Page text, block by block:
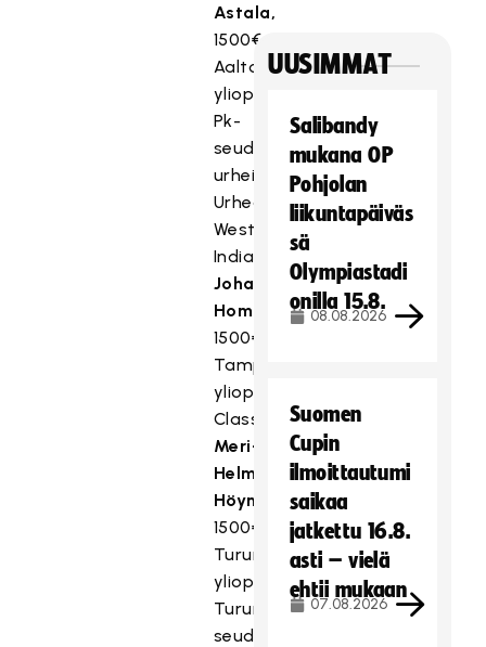
Astala,
1500€,
Aalto-
yliopisto,
Pk-
seudun
urheiluakatemia
Urhea,
Westend
Indians
Johanna
Homi
1500€,
Tampereen
yliopisto,
Classic
Meri-
Helmi
Höynälä
1500€,
Turun
yliopisto,
Turun
seudun
UUSIMMAT
Salibandy
mukana OP
Pohjolan
liikuntapäiväs
sä
Olympiastadi
onilla 15.8.
08.08.2026
Suomen
Cupin
ilmoittautumi
saikaa
jatkettu 16.8.
asti – vielä
ehtii mukaan
07.08.2026